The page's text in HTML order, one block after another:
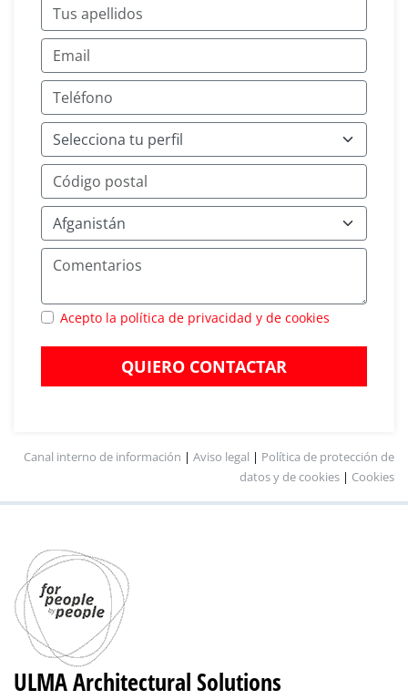
Acepto la política de privacidad y de cookies
QUIERO CONTACTAR
Canal interno de información | Aviso legal | Política de protección de
datos y de cookies | Cookies
ULMA Architectural Solutions